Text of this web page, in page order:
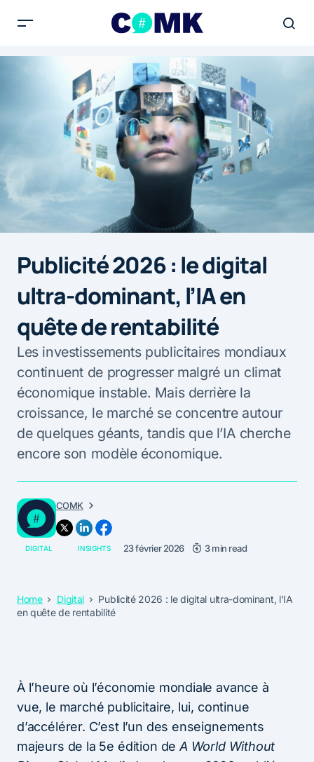
Publicité 2026 : le digital
ultra-dominant, l’IA en
quête de rentabilité
Les investissements publicitaires mondiaux
continuent de progresser malgré un climat
économique instable. Mais derrière la
croissance, le marché se concentre autour
de quelques géants, tandis que l’IA cherche
encore son modèle économique.
COMK
DIGITAL INSIGHTS 23 février 2026 3 min read
Home Digital
Publicité 2026 : le digital ultra-dominant, l’IA
en quête de rentabilité
À l’heure où l’économie mondiale avance à
vue, le marché publicitaire, lui, continue
d’accélérer. C’est l’un des enseignements
majeurs de la 5e édition de A World Without